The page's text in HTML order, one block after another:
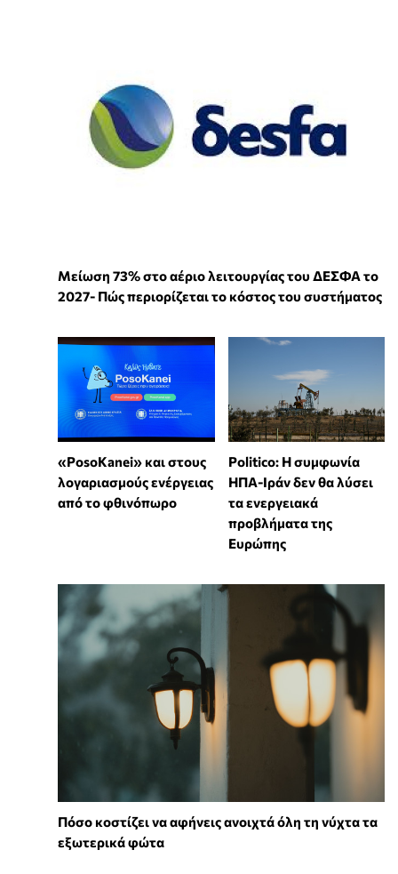
Μείωση 73% στο αέριο λειτουργίας του ΔΕΣΦΑ το
2027- Πώς περιορίζεται το κόστος του συστήματος
«PosoKanei» και στους
λογαριασμούς ενέργειας
από το φθινόπωρο
Politico: Η συμφωνία
ΗΠΑ-Ιράν δεν θα λύσει
τα ενεργειακά
προβλήματα της
Ευρώπης
Πόσο κοστίζει να αφήνεις ανοιχτά όλη τη νύχτα τα
εξωτερικά φώτα